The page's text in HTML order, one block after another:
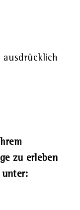
zu erleben
unter: